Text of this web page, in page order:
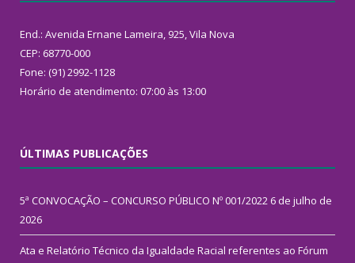
End.: Avenida Ernane Lameira, 925, Vila Nova
CEP: 68770-000
Fone: (91) 2992-1128
Horário de atendimento: 07:00 às 13:00
ÚLTIMAS PUBLICAÇÕES
5ª CONVOCAÇÃO – CONCURSO PÚBLICO Nº 001/2022 6 de julho de
2026
Ata e Relatório Técnico da Igualdade Racial referentes ao Fórum